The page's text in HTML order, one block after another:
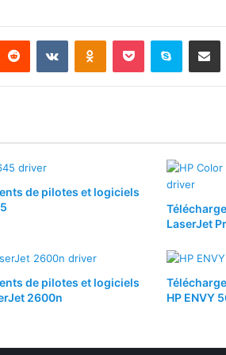
Reddit VKontakteOdnoklassniki
Pocket Skype
de pilotes et logiciels
LaserJet
de pilotes et logiciels
2600n
HP ENVY